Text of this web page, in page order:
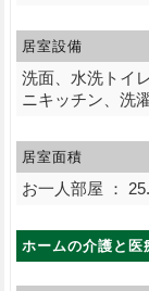
居室設備
洗面、水洗トイ
ニキッチン、洗
居室面積
お一人部屋 ：
ホームの介護と医